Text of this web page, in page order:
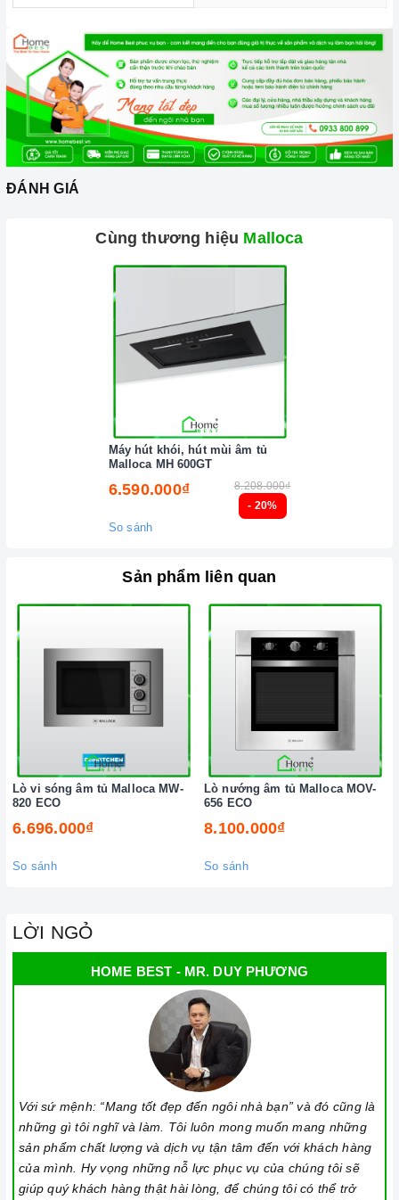
ĐÁNH GIÁ
Cùng thương hiệu Malloca
- 20%
Máy hút khói, hút mùi âm tủ
Malloca MH 600GT
6.590.000₫ 8.208.000₫
So sánh
Sản phẩm liên quan
Lò vi sóng âm tủ Malloca MW-
820 ECO
6.696.000₫
So sánh
Lò nướng âm tủ Malloca MOV-
656 ECO
8.100.000₫
So sánh
LỜI NGỎ
HOME BEST - MR. DUY PHƯƠNG
Với sứ mệnh: “Mang tốt đẹp đến ngôi nhà bạn” và đó cũng là
những gì tôi nghĩ và làm. Tôi luôn mong muốn mang những
sản phẩm chất lượng và dịch vụ tận tâm đến với khách hàng
của mình. Hy vọng những nỗ lực phục vụ của chúng tôi sẽ
giúp quý khách hàng thật hài lòng, để chúng tôi có thể trở